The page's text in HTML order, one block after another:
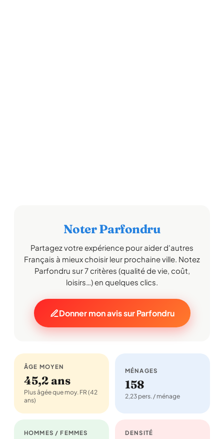
Noter Parfondru
Partagez votre expérience pour aider d'autres
Français à mieux choisir leur prochaine ville. Notez
Parfondru sur 7 critères (qualité de vie, coût,
loisirs…) en quelques clics.
Donner mon avis sur Parfondru
ÂGE MOYEN
45,2 ans
Plus âgée que moy. FR (42
ans)
MÉNAGES
158
2,23 pers. / ménage
HOMMES / FEMMES DENSITÉ